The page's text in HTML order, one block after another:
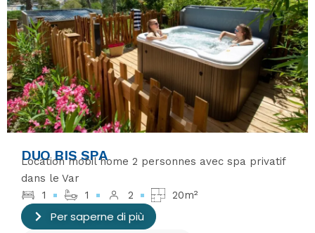
DUO BIS SPA
Location mobil home 2 personnes avec spa privatif
dans le Var
1
1 2 20m²
Per saperne di più